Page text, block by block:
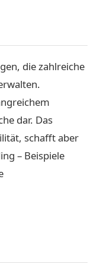
die zahlreiche
dar. Das
schafft aber
– Beispiele